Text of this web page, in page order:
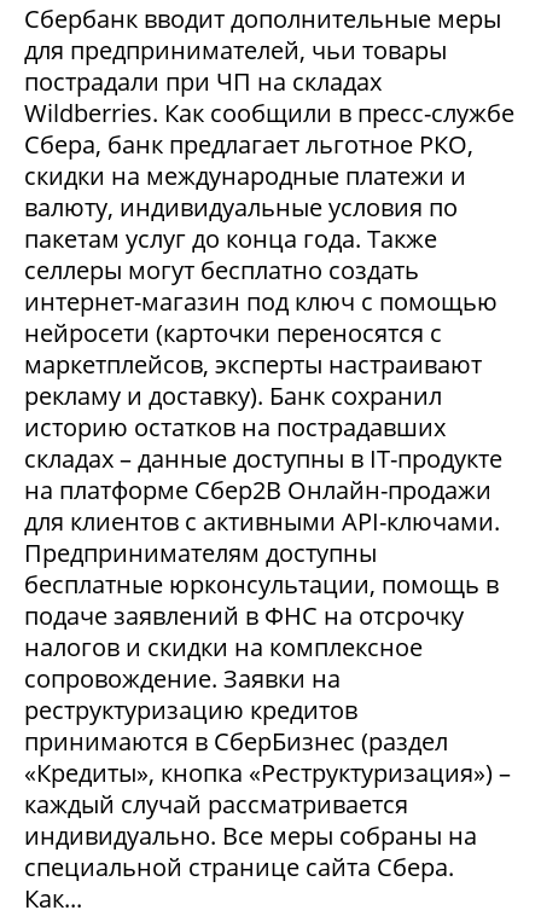
Сбербанк вводит дополнительные меры
для предпринимателей, чьи товары
пострадали при ЧП на складах
Wildberries. Как сообщили в пресс-службе
Сбера, банк предлагает льготное РКО,
скидки на международные платежи и
валюту, индивидуальные условия по
пакетам услуг до конца года. Также
селлеры могут бесплатно создать
интернет-магазин под ключ с помощью
нейросети (карточки переносятся с
маркетплейсов, эксперты настраивают
рекламу и доставку). Банк сохранил
историю остатков на пострадавших
складах – данные доступны в IT-продукте
на платформе Сбер2В Онлайн-продажи
для клиентов с активными API-ключами.
Предпринимателям доступны
бесплатные юрконсультации, помощь в
подаче заявлений в ФНС на отсрочку
налогов и скидки на комплексное
сопровождение. Заявки на
реструктуризацию кредитов
принимаются в СберБизнес (раздел
«Кредиты», кнопка «Реструктуризация») –
каждый случай рассматривается
индивидуально. Все меры собраны на
специальной странице сайта Сбера.
Как...